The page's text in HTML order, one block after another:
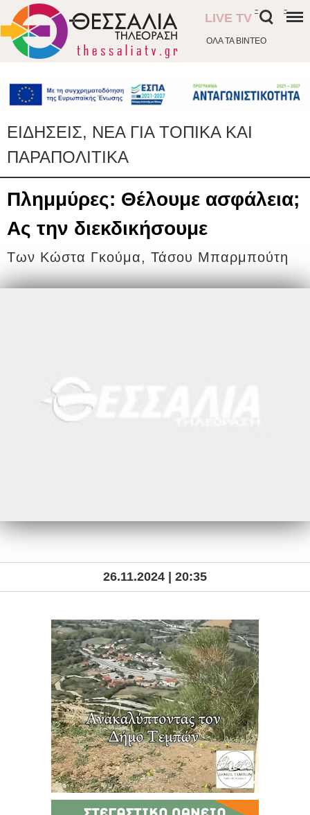
ΟΛΑ ΤΑ ΒΙΝΤΕΟ
LIVE TV
- -
ΕΙΔΗΣΕΙΣ, ΝΕΑ ΓΙΑ ΤΟΠΙΚΑ ΚΑΙ
ΠΑΡΑΠΟΛΙΤΙΚΑ
Πλημμύρες: Θέλουμε ασφάλεια;
Ας την διεκδικήσουμε
Των Κώστα Γκούμα, Τάσου Μπαρμπούτη
26.11.2024 | 20:35